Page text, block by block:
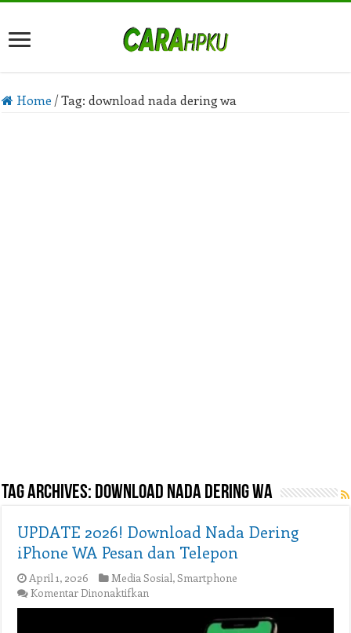
Home / Tag:download nada dering wa
Tag Archives: download nada dering wa
UPDATE 2026! Download Nada Dering
iPhone WA Pesan dan Telepon
April 1, 2026 Media Sosial,Smartphone
Komentar Dinonaktifkan
UPDATE